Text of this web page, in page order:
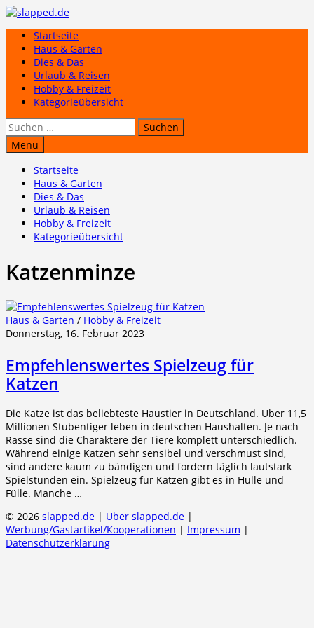
Zum
springenStartseite
Haus & Garten
Dies & Das
Urlaub & Reisen
Hobby & Freizeit
Kategorieübersicht
Suchen
nach:
Menü
Startseite
Haus & Garten
Dies & Das
Urlaub & Reisen
Hobby & Freizeit
Kategorieübersicht
Katzenminze
Haus & Garten / Hobby & Freizeit
Donnerstag, 16. Februar 2023
Empfehlenswertes Spielzeug für
Katzen
Die Katze ist das beliebteste Haustier in Deutschland. Über 11,5
Millionen Stubentiger leben in deutschen Haushalten. Je nach
Rasse sind die Charaktere der Tiere komplett unterschiedlich.
Während einige Katzen sehr sensibel und verschmust sind,
sind andere kaum zu bändigen und fordern täglich lautstark
Spielstunden ein. Spielzeug für Katzen gibt es in Hülle und
Fülle. Manche …
© 2026 slapped.de | Über slapped.de |
Werbung/Gastartikel/Kooperationen | Impressum |
Datenschutzerklärung